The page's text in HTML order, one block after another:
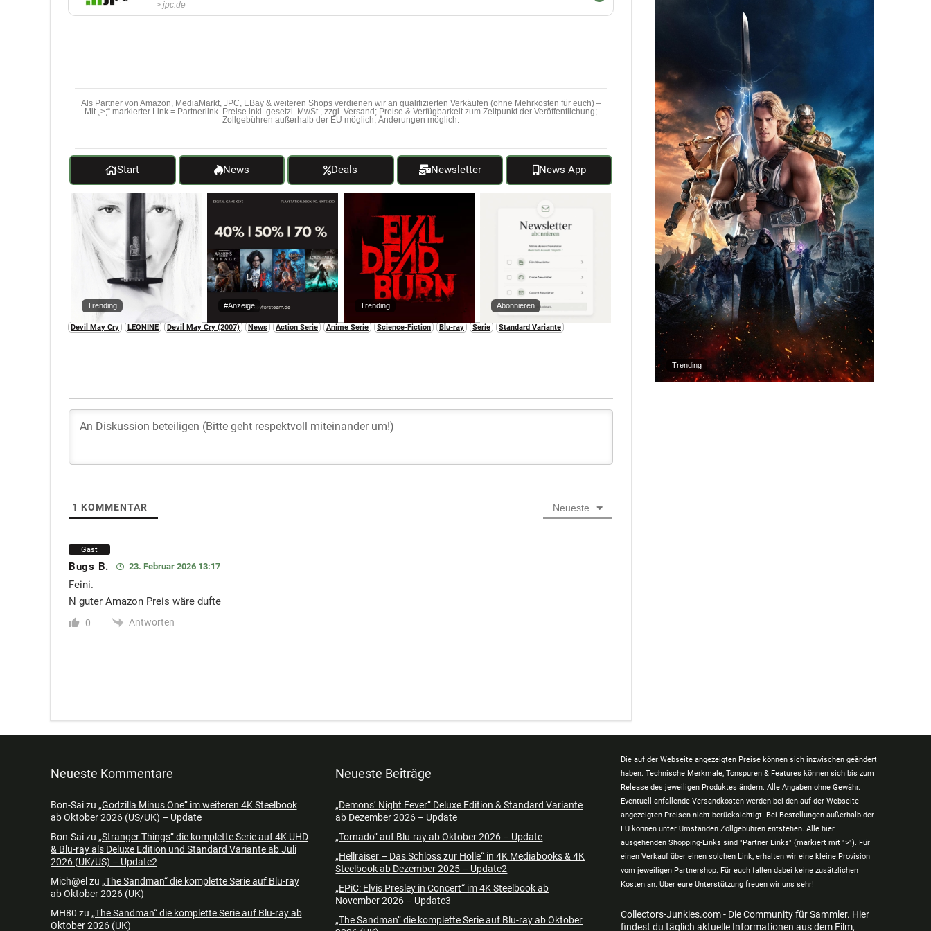
jpc.de
Als Partner von Amazon, MediaMarkt, JPC, EBay & weiteren Shops verdienen wir an qualifizierten Verkäufen (ohne Mehrkosten für euch) –
Mit „>;“ markierter Link = Partnerlink. Preise inkl. gesetzl. MwSt., zzgl. Versand; Preise & Verfügbarkeit zum Zeitpunkt der Veröffentlichung;
Zollgebühren außerhalb der EU möglich; Änderungen möglich.
Start News Deals Newsletter News App
Trending #Anzeige Trending Abonnieren
Devil May Cry LEONINE Devil May Cry (2007) News Action Serie Anime Serie Science-Fiction Blu-ray Serie Standard Variante
1 KOMMENTAR Neueste
Gast
Bugs B. 23. Februar 2026 13:17
Feini.
N guter Amazon Preis wäre dufte
0 Antworten
Trending
Neueste Kommentare
Bon-Saizu „Godzilla Minus One“ im weiteren 4K Steelbook
ab Oktober 2026 (US/UK) – Update
Bon-Saizu „Stranger Things“ die komplette Serie auf 4K UHD
& Blu-ray als Deluxe Edition und Standard Variante ab Juli
2026 (UK/US) – Update2
Mich@el zu „The Sandman“ die komplette Serie auf Blu-ray
ab Oktober 2026 (UK)
MH80 zu „The Sandman“ die komplette Serie auf Blu-ray ab
Oktober 2026 (UK)
Neueste Beiträge
„Demons‘ Night Fever“ Deluxe Edition & Standard Variante
ab Dezember 2026 – Update
„Tornado“ auf Blu-ray ab Oktober 2026 – Update
„Hellraiser – Das Schloss zur Hölle“ in 4K Mediabooks & 4K
Steelbook ab Dezember 2025 – Update2
„EPiC: Elvis Presley in Concert“ im 4K Steelbook ab
November 2026 – Update3
„The Sandman“ die komplette Serie auf Blu-ray ab Oktober
Die auf der Webseite angezeigten Preise können sich inzwischen geändert
haben. Technische Merkmale, Tonspuren & Features können sich bis zum
Release des jeweiligen Produktes ändern. Alle Angaben ohne Gewähr.
Eventuell anfallende Versandkosten werden bei den auf der Webseite
angezeigten Preisen nicht berücksichtigt. Bei Bestellungen außerhalb der
EU können unter Umständen Zollgebühren entstehen. Alle hier
ausgehenden Shopping-Links sind "Partner Links" (markiert mit ">"). Für
einen Verkauf über einen solchen Link, erhalten wir eine kleine Provision
vom jeweiligen Partnershop. Für euch fallen dabei keine zusätzlichen
Kosten an. Über eure Unterstützung freuen wir uns sehr!
Collectors-Junkies.com - Die Community für Sammler. Hier
findest du täglich aktuelle Informationen aus dem Film,